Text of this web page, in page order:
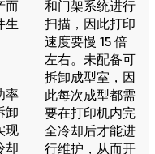
而
生
率
卸
现
却
和门架系统进行
扫描，因此打印
速度要慢 15 倍
左右。未配备可
拆卸成型室，因
此每次成型都需
要在打印机内完
全冷却后才能进
行维护，从而开